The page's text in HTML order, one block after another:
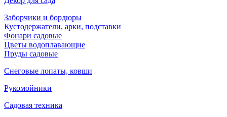
Заборчики и бордюры
Кустодержатели, арки, подставки
Фонари садовые
Цветы водоплавающие
Пруды садовые
Снеговые лопаты, ковши
Рукомойники
Садовая техника